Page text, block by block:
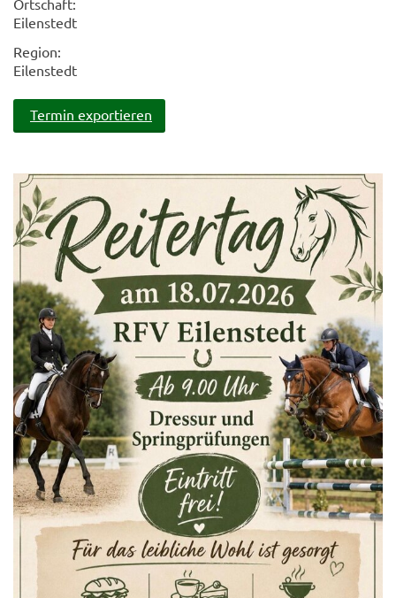
Ortschaft:
Eilenstedt
Region:
Eilenstedt
Termin exportieren